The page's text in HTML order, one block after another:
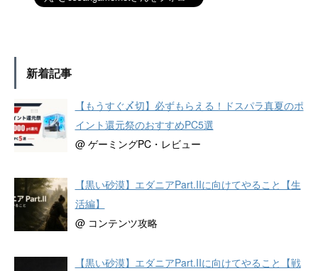
新着記事
【もうすぐ〆切】必ずもらえる！ドスパラ真夏のポ
イント還元祭のおすすめPC5選
@ ゲーミングPC・レビュー
【黒い砂漠】エダニアPart.IIに向けてやること【生
活編】
@ コンテンツ攻略
【黒い砂漠】エダニアPart.IIに向けてやること【戦